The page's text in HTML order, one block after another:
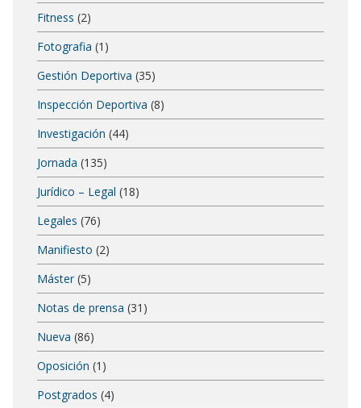
Fitness (2)
Fotografia (1)
Gestión Deportiva (35)
Inspección Deportiva (8)
Investigación (44)
Jornada (135)
Jurídico – Legal (18)
Legales (76)
Manifiesto (2)
Máster (5)
Notas de prensa (31)
Nueva (86)
Oposición (1)
Postgrados (4)